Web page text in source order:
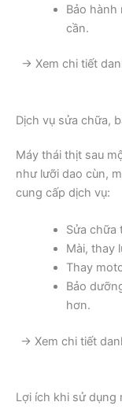
Bảo
cần.
→ Xem chi tiết
Dịch vụ sửa chữa,
Máy thái thịt sau
như lưỡi dao cùn,
cung cấp dịch vụ:
Sửa chữa
Mài, thay
Thay
Bảo
hơn.
→ Xem chi tiết
Lợi ích khi sử dụng